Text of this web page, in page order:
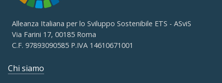
Alleanza Italiana per lo Sviluppo Sostenibile ETS - ASviS
Via Farini 17, 00185 Roma
C.F. 97893090585 P.IVA 14610671001
Chi siamo